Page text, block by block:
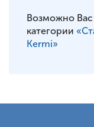
Возможно
категории
Kermi»